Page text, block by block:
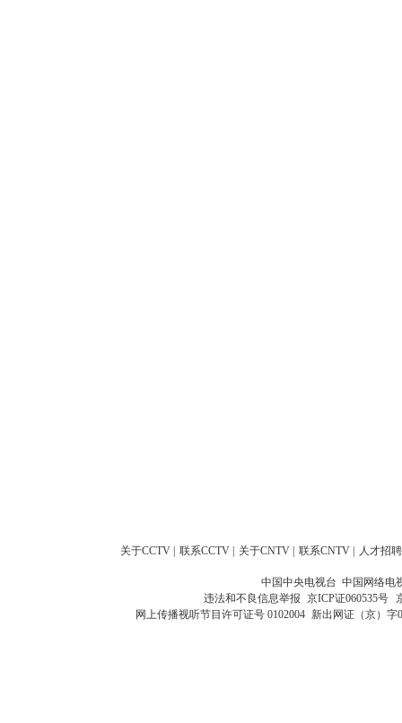
关于CCTV 联系CCTV 关于CNTV 联系CNTV 人才招聘
中国中央电视台 中国网络电
违法和不良信息举报 京ICP证060535号
网上传播视听节目许可证号 0102004 新出网证（京）